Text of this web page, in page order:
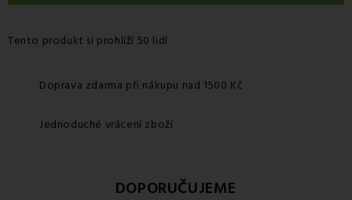
Tento produkt si prohlíží 50 lidí
Doprava zdarma při nákupu nad 1500 Kč
Jednoduché vrácení zboží
DOPORUČUJEME